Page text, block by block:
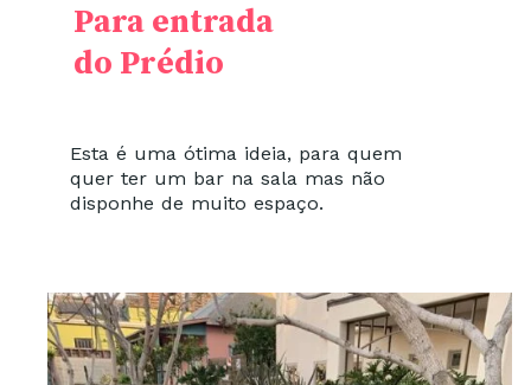
Esta é uma ótima ideia, para quem
quer ter um bar na sala mas não
disponhe de muito espaço.
Para entrada
do Prédio